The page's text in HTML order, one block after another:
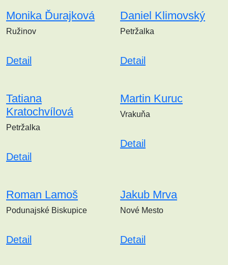
Monika Ďurajková
Ružinov
Detail
Daniel Klimovský
Petržalka
Detail
Tatiana
Kratochvílová
Petržalka
Detail
Martin Kuruc
Vrakuňa
Detail
Roman Lamoš
Podunajské Biskupice
Detail
Jakub Mrva
Nové Mesto
Detail